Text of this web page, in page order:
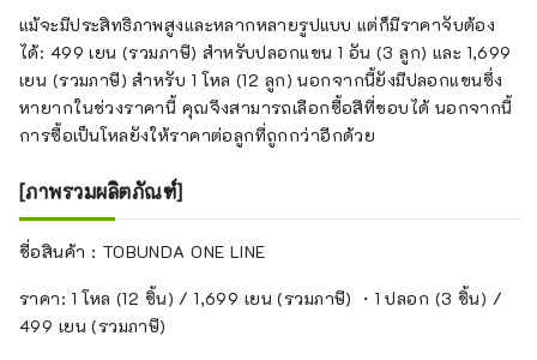
แม้จะมีประสิทธิภาพสูงและหลากหลายรูปแบบ แต่ก็มีราคาจับต้อง
ได้: 499 เยน (รวมภาษี) สำหรับปลอกแขน 1 อัน (3 ลูก) และ 1,699
เยน (รวมภาษี) สำหรับ 1 โหล (12 ลูก) นอกจากนี้ยังมีปลอกแขนซึ่ง
หายากในช่วงราคานี้ คุณจึงสามารถเลือกซื้อสีที่ชอบได้ นอกจากนี้
การซื้อเป็นโหลยังให้ราคาต่อลูกที่ถูกกว่าอีกด้วย
[ภาพรวมผลิตภัณฑ์]
ชื่อสินค้า : TOBUNDA ONE LINE
ราคา: 1 โหล (12 ชิ้น) / 1,699 เยน (รวมภาษี) ・1 ปลอก (3 ชิ้น) /
499 เยน (รวมภาษี)